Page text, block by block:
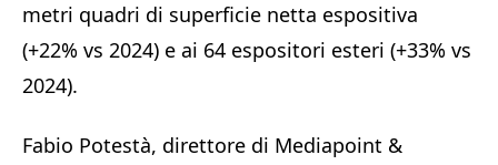
metri quadri di superficie netta espositiva
(+22% vs 2024) e ai 64 espositori esteri (+33% vs
2024).
Fabio Potestà, direttore di Mediapoint &